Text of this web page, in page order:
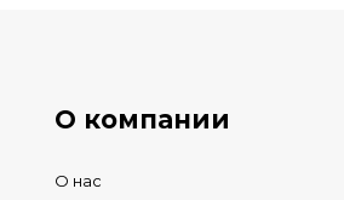
О компании
О нас